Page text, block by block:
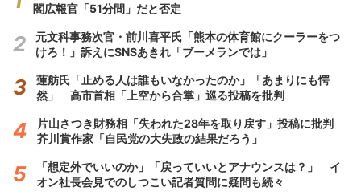
閣広報官「51分間」だと否定
元文科事務次官・前川喜平氏「熊本の体育館にクーラーをつ
けろ！」訴えにSNSあきれ「ブーメランでは」
蓮舫氏「止める人は誰もいなかったのか」「あまりにも愕
然」 高市首相「上空から合掌」巡る投稿を批判
片山さつき財務相「失われた28年を取り戻す」投稿に批判
芥川賞作家「自民党の大失政の結果だろう」
「想定外でいいのか」「戻っていいとアナウンスは？」 イ
オン社長会見でのしつこい記者質問に疑問も続々